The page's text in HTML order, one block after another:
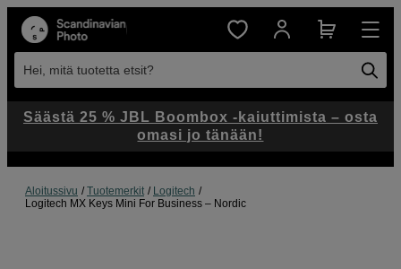
Hei, mitä tuotetta etsit?
Aloitussivu Tuotemerkit
Logitech
Logitech MX Keys Mini For Business – Nordic
Säästä 25 % JBL Boombox -kaiuttimista – osta
omasi jo tänään!